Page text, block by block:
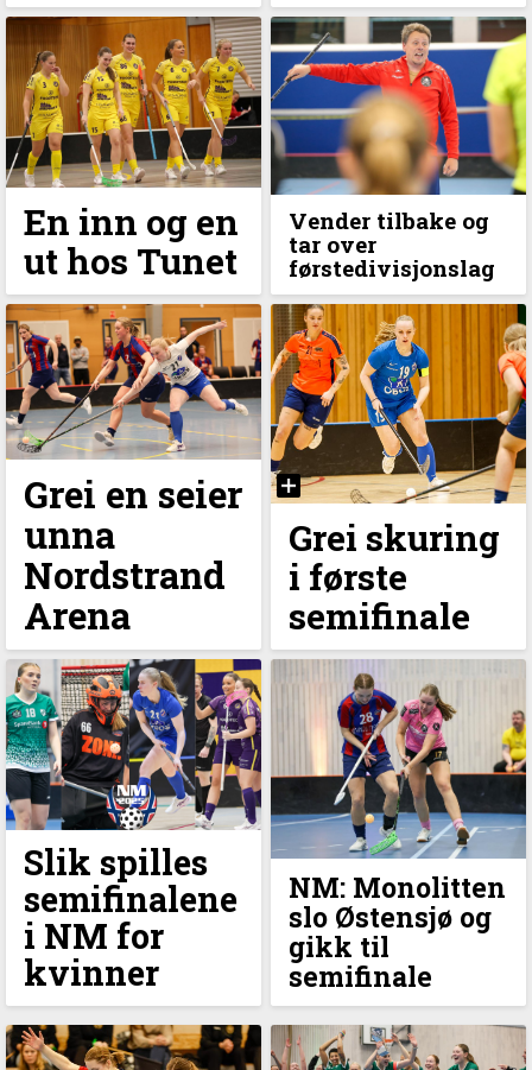
En inn og en
ut hos Tunet
Vender tilbake og
tar over
førstedivisjonslag
Grei en seier
unna
Nordstrand
Arena
Grei skuring
i første
semifinale
Slik spilles
semifinalene
i NM for
kvinner
NM: Monolitten
slo Østensjø og
gikk til
semifinale